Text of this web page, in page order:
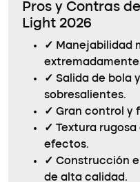
Pros y Contras
Light 2026
✓ Manejabilidad
extremadamente
✓ Salida de bola
sobresalientes.
✓ Gran control y
✓ Textura
efectos.
✓ Construcción
de alta calidad.